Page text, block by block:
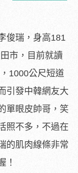
俊瑞，身高181
市，目前就讀
1000公尺短道
引發中韓網友大
單眼皮帥哥，笑
照不多，不過在
的肌肉線條非常
！